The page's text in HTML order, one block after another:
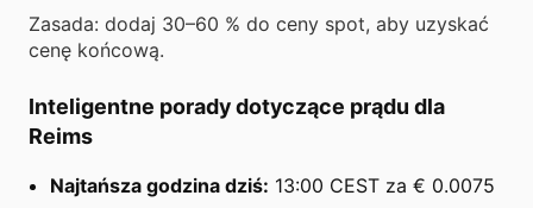
Zasada: dodaj 30–60 % do ceny spot, aby uzyskać
cenę końcową.
Inteligentne porady dotyczące prądu dla
Reims
Najtańsza godzina dziś: 13:00 CEST za € 0.0075